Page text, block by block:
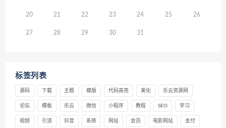
20 21 22 23 24 25 26
27 28 29 30 31
标签列表
源码 下载 主题 模版 代码高亮 美化 乐云资源网
论坛 模板 乐云 微信 小程序 教程 SEO 学习
视频 引流 抖音 系统 网站 会员 电影网站 支付